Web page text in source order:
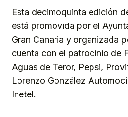
Esta decimoquinta edición
está promovida por el
Gran Canaria y organizada
cuenta con el patrocinio de
Aguas de Teror, Pepsi,
Lorenzo González
Inetel.